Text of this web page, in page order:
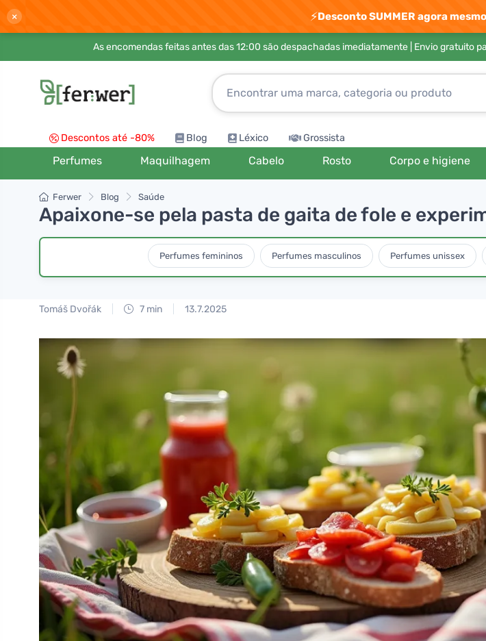
× ⚡Desconto SUMMER agora
As encomendas feitas antes das 12:00 são despachadas imediatamente | Envio gratuito
Descontos até -80% Blog Léxico Grossista
Perfumes Maquilhagem Cabelo Rosto Corpo e higiene
Ferwer Blog Saúde
Apaixone-se pela pasta de gaita de fole e
Perfumes femininos Perfumes masculinos Perfumes unissex
Tomáš Dvořák 7 min 13.7.2025